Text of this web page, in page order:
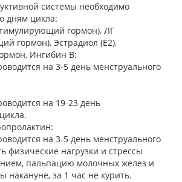
системы необходимо
дням цикла:
гормон), ЛГ
гормон), Эстрадиол (Е2),
Ингибин В:
на 3-5 день менструального
на 19-23 день
на 3-5 день менструального
физические нагрузки и стрессы
пальпацию молочных желез и
накануне, за 1 час не курить.